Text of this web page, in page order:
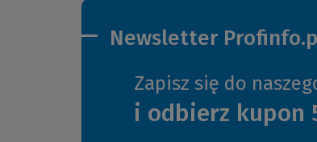
Newsletter
Zapisz się do
i odbierz kupon